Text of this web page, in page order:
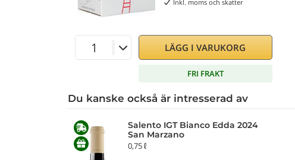
Inkl. moms och skatter
LÄGG I VARUKORG
FRI FRAKT
Du kanske också är intresserad av
Salento IGT Bianco Edda 2024
San Marzano
0,75 ℓ